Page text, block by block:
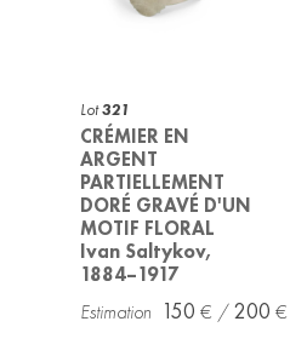
Lot321
CRÉMIER EN
ARGENT
PARTIELLEMENT
DORÉ GRAVÉ D'UN
MOTIF FLORAL
Ivan Saltykov,
1884–1917
150 200